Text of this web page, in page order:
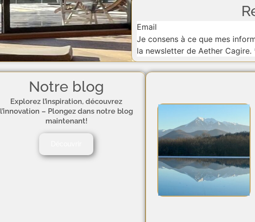
Section
Je consens à ce que mes
la newsletter de Aether Cagire.
Notre blog
Explorez l’inspiration, découvrez
l’innovation – Plongez dans notre blog
maintenant!